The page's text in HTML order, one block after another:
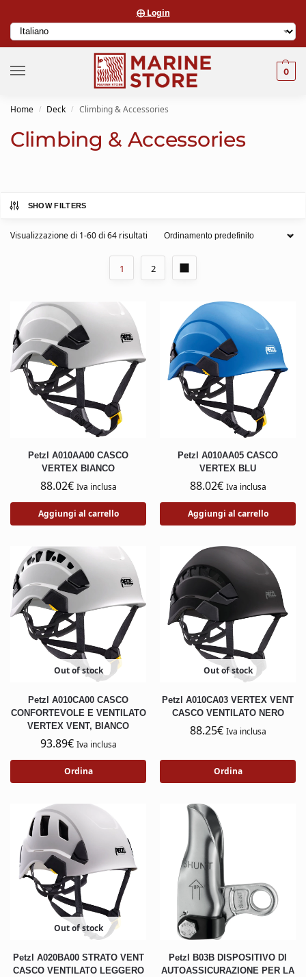
⨁ Login
0
Home / Deck / Climbing & Accessories
Climbing & Accessories
SHOW FILTERS
Visualizzazione di 1-60 di 64 risultati
1 2
Petzl A010AA00 CASCO
VERTEX BIANCO
88.02€ Iva inclusa
Aggiungi al carrello
Petzl A010AA05 CASCO
VERTEX BLU
88.02€ Iva inclusa
Aggiungi al carrello
Out of stock
Petzl A010CA00 CASCO
CONFORTEVOLE E VENTILATO
VERTEX VENT, BIANCO
93.89€ Iva inclusa
Ordina
Out of stock
Petzl A010CA03 VERTEX VENT
CASCO VENTILATO NERO
88.25€ Iva inclusa
Ordina
Out of stock
Petzl A020BA00 STRATO VENT
CASCO VENTILATO LEGGERO
Petzl B03B DISPOSITIVO DI
AUTOASSICURAZIONE PER LA